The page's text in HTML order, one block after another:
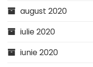
august 2020
iulie 2020
iunie 2020